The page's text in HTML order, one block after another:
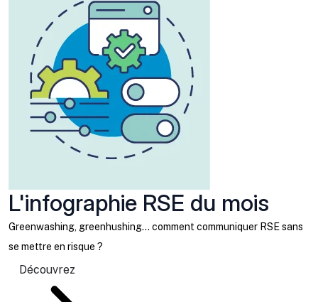
L'infographie RSE du mois
Greenwashing, greenhushing… comment communiquer RSE sans
se mettre en risque ?
Découvrez